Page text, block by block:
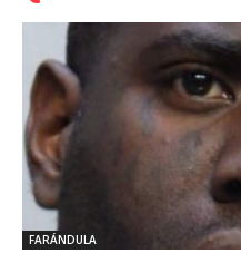
FARÁNDULA